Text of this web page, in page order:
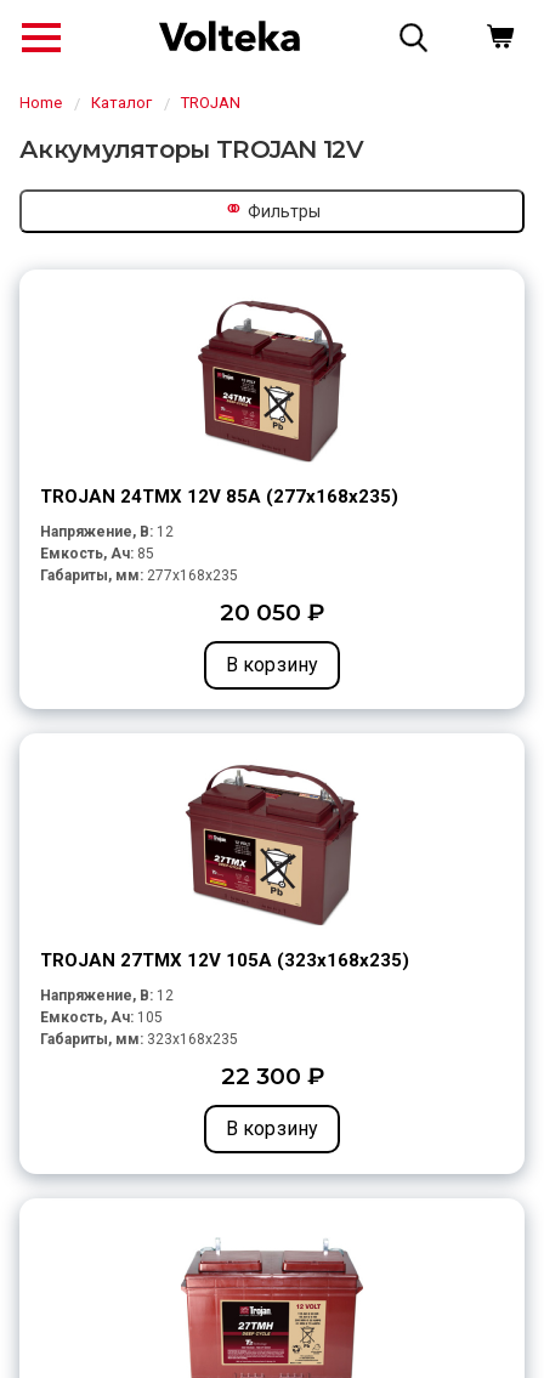
Home Каталог TROJAN
Аккумуляторы TROJAN 12V
⚭ Фильтры
TROJAN 24TMX 12V 85A (277х168х235)
Напряжение, В: 12
Емкость, Ач: 85
Габариты, мм: 277x168x235
20 050 ₽
В корзину
TROJAN 27TMX 12V 105A (323х168х235)
Напряжение, В: 12
Емкость, Ач: 105
Габариты, мм: 323x168x235
22 300 ₽
В корзину